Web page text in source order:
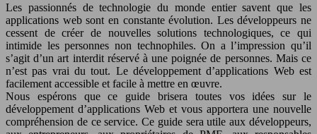
Les passionnés de technologie du monde entier savent que les
applications web sont en constante évolution. Les développeurs ne
cessent de créer de nouvelles solutions technologiques, ce qui
intimide les personnes non technophiles. On a l’impression qu’il
s’agit d’un art interdit réservé à une poignée de personnes. Mais ce
n’est pas vrai du tout. Le développement d’applications Web est
facilement accessible et facile à mettre en œuvre.
Nous espérons que ce guide brisera toutes vos idées sur le
développement d’applications Web et vous apportera une nouvelle
compréhension de ce service. Ce guide sera utile aux développeurs,